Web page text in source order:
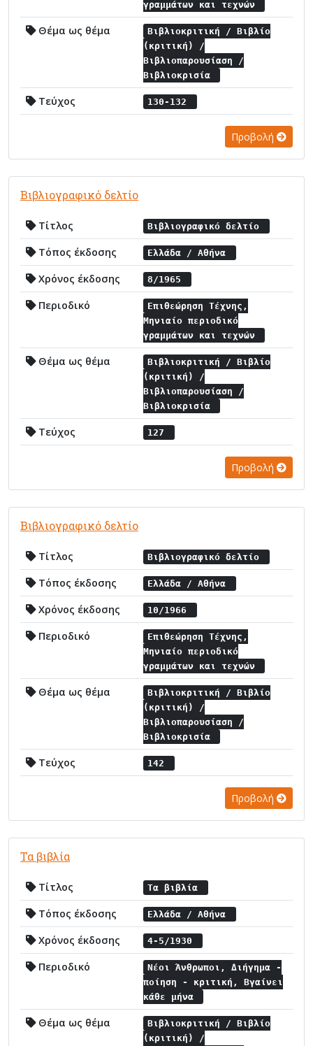
γραμμάτων και τεχνών
Θέμα ως θέμα
Βιβλιοκριτική / Βιβλίο
(κριτική) /
Βιβλιοπαρουσίαση /
Βιβλιοκρισία
Τεύχος 130-132
Προβολή
Βιβλιογραφικό δελτίο
Τίτλος Βιβλιογραφικό δελτίο
Τόπος έκδοσης Ελλάδα / Αθήνα
Χρόνος έκδοσης 8/1965
Περιοδικό
Επιθεώρηση Τέχνης,
Μηνιαίο περιοδικό
γραμμάτων και τεχνών
Θέμα ως θέμα
Βιβλιοκριτική / Βιβλίο
(κριτική) /
Βιβλιοπαρουσίαση /
Βιβλιοκρισία
Τεύχος 127
Προβολή
Βιβλιογραφικό δελτίο
Τίτλος Βιβλιογραφικό δελτίο
Τόπος έκδοσης Ελλάδα / Αθήνα
Χρόνος έκδοσης 10/1966
Περιοδικό
Επιθεώρηση Τέχνης,
Μηνιαίο περιοδικό
γραμμάτων και τεχνών
Θέμα ως θέμα
Βιβλιοκριτική / Βιβλίο
(κριτική) /
Βιβλιοπαρουσίαση /
Βιβλιοκρισία
Τεύχος 142
Προβολή
Τα βιβλία
Τίτλος Τα βιβλία
Τόπος έκδοσης Ελλάδα / Αθήνα
Χρόνος έκδοσης 4-5/1930
Περιοδικό
Νέοι Άνθρωποι, Διήγημα -
ποίηση - κριτική, Βγαίνει
κάθε μήνα
Θέμα ως θέμα
Βιβλιοκριτική / Βιβλίο
(κριτική) /